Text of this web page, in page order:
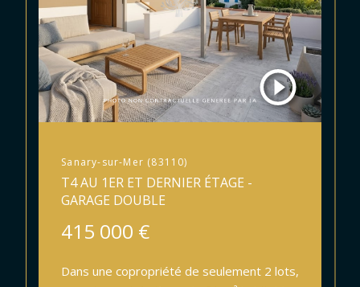
Sanary-sur-Mer (83110)
T4 AU 1ER ET DERNIER ÉTAGE -
GARAGE DOUBLE
415 000 €
Dans une copropriété de seulement 2 lots,